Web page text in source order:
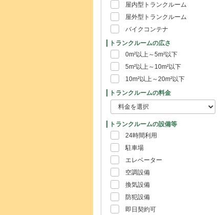
屋内型トランクルーム
屋外型トランクルーム
バイクコンテナ
トランクルームの広さ
0m²以上～5m²以下
5m²以上～10m²以下
10m²以上～20m²以下
トランクルームの料金
トランクルームの設備等
24時間利用
駐車場
エレベーター
空調設備
換気設備
防犯設備
即日契約可